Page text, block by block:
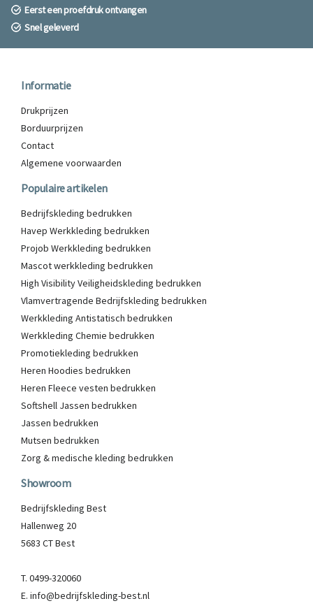
Eerst een proefdruk ontvangen
Snel geleverd
Informatie
Drukprijzen
Borduurprijzen
Contact
Algemene voorwaarden
Populaire artikelen
Bedrijfskleding bedrukken
Havep Werkkleding bedrukken
Projob Werkkleding bedrukken
Mascot werkkleding bedrukken
High Visibility Veiligheidskleding bedrukken
Vlamvertragende Bedrijfskleding bedrukken
Werkkleding Antistatisch bedrukken
Werkkleding Chemie bedrukken
Promotiekleding bedrukken
Heren Hoodies bedrukken
Heren Fleece vesten bedrukken
Softshell Jassen bedrukken
Jassen bedrukken
Mutsen bedrukken
Zorg & medische kleding bedrukken
Showroom
Bedrijfskleding Best
Hallenweg 20
5683 CT Best
T. 0499-320060
E. info@bedrijfskleding-best.nl